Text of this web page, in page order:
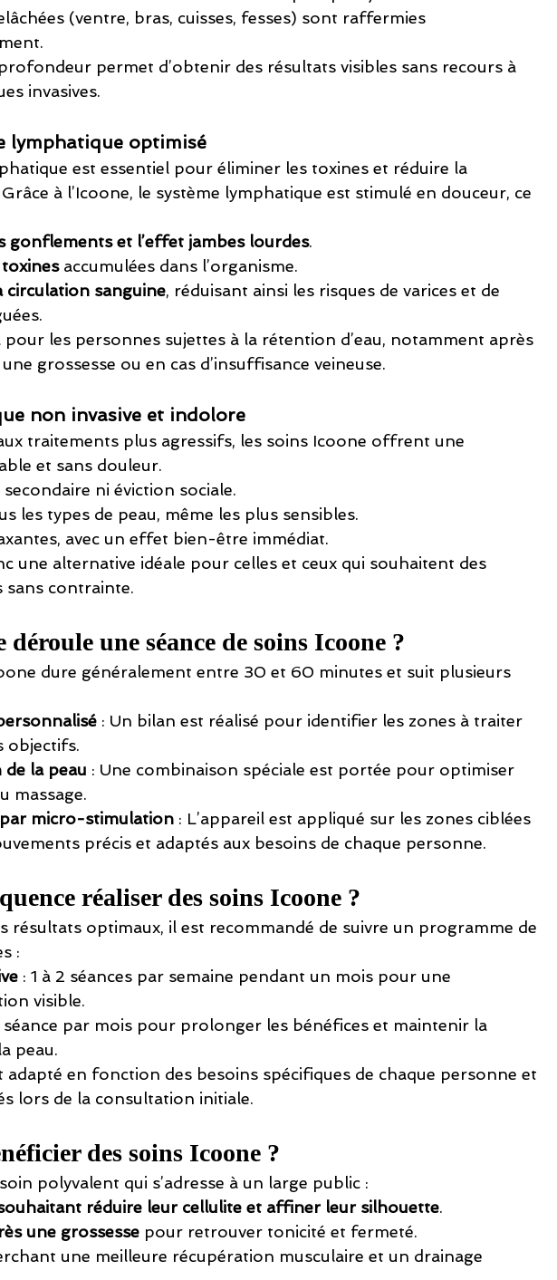
(ventre, bras, cuisses, fesses) sont raffermies
permet d’obtenir des résultats visibles sans recours à
invasives.
lymphatique optimisé
est essentiel pour éliminer les toxines et réduire la
à l’Icoone, le système lymphatique est stimulé en douceur, ce
gonflements et l’effet jambes lourdes.
accumulées dans l’organisme.
circulation sanguine, réduisant ainsi les risques de varices et de
pour les personnes sujettes à la rétention d’eau, notamment après
grossesse ou en cas d’insuffisance veineuse.
non invasive et indolore
traitements plus agressifs, les soins Icoone offrent une
et sans douleur.
ni éviction sociale.
les types de peau, même les plus sensibles.
avec un effet bien-être immédiat.
une alternative idéale pour celles et ceux qui souhaitent des
sans contrainte.
déroule une séance de soins Icoone ?
dure généralement entre 30 et 60 minutes et suit plusieurs
: Un bilan est réalisé pour identifier les zones à traiter
objectifs.
la peau : Une combinaison spéciale est portée pour optimiser
massage.
micro-stimulation : L’appareil est appliqué sur les zones ciblées
précis et adaptés aux besoins de chaque personne.
réaliser des soins Icoone ?
résultats optimaux, il est recommandé de suivre un programme de
:
: 1 à 2 séances par semaine pendant un mois pour une
visible.
séance par mois pour prolonger les bénéfices et maintenir la
peau.
adapté en fonction des besoins spécifiques de chaque personne et
lors de la consultation initiale.
des soins Icoone ?
polyvalent qui s’adresse à un large public :
réduire leur cellulite et affiner leur silhouette.
une grossesse pour retrouver tonicité et fermeté.
une meilleure récupération musculaire et un drainage